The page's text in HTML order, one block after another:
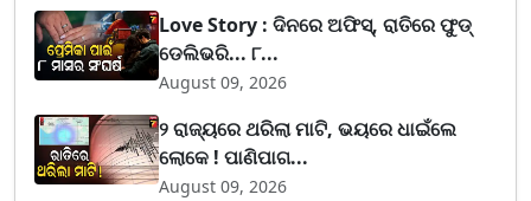
Love Story : ଦିନରେ ଅଫିସ୍, ରାତିରେ ଫୁଡ୍
ଡେଲିଭରି... ୮...
August 09, 2026
୨ ରାଜ୍ୟରେ ଥରିଲା ମାଟି, ଭୟରେ ଧାଇଁଲେ
ଲୋକେ ! ପାଣିପାଗ...
August 09, 2026